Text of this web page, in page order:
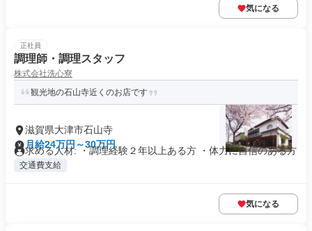
気になる
正社員
調理師・調理スタッフ
株式会社洗心寮
観光地の石山寺近くのお店です
滋賀県大津市石山寺
月給24万円～30万円
求める人材: ・調理経験２年以上ある方 ・体力に自信のある方
交通費支給
気になる